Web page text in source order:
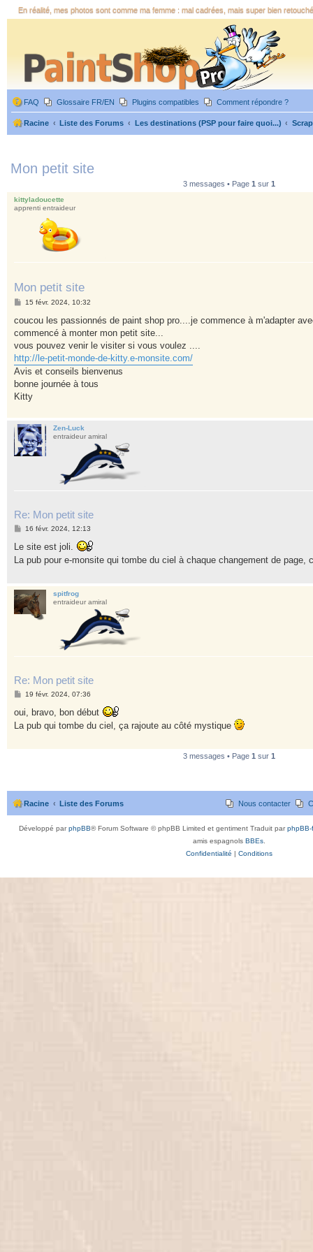
En réalité, mes photos sont comme ma femme : mal cadrées, mais super bien
FAQ Glossaire FR/EN Plugins compatibles Comment répondre ?
Racine Liste des Forums Les destinations (PSP pour faire quoi...)
Mon petit site
3 messages • Page 1 sur 1
kittyladoucette
apprenti entraideur
Mon petit site
M
s
a
g
15 févr. 2024, 10:32
coucou les passionnés de paint shop pro....je commence à m'adapter
commencé à monter mon petit site...
vous pouvez venir le visiter si vous voulez ....
http://le-petit-monde-de-kitty.e-monsite.com/
Avis et conseils bienvenus
bonne journée à tous
Kitty
Zen-Luck
entraideur amiral
Re: Mon petit site
M
s
a
16 févr. 2024, 12:13
Le site est joli.
La pub pour e-monsite qui tombe du ciel à chaque changement de
spitfrog
entraideur amiral
Re: Mon petit site
M
s
a
19 févr. 2024, 07:36
oui, bravo, bon début
La pub qui tombe du ciel, ça rajoute au côté mystique
3 messages • Page 1 sur 1
Racine Liste des Forums Nous contacter
Développé parphpBB® Forum Software © phpBB Limited et gentiment Traduit parphpBB-
amis espagnols BBEs.
Confidentialité | Conditions